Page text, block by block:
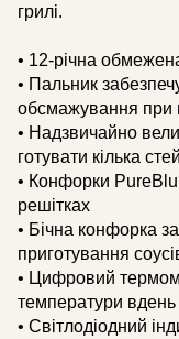
грилі.
• 12-річна
• Пальник
обсмажування при
• Надзвичайно
готувати кілька
• Конфорки PureBlu
решітках
• Бічна конфорка
приготування
• Цифровий
температури вдень
• Світлодіодний